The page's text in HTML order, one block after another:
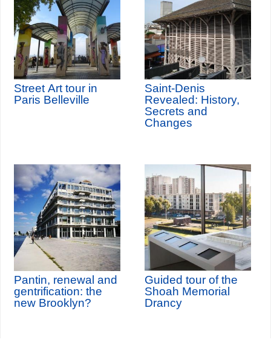
Street Art tour in
Paris Belleville
Saint-Denis
Revealed: History,
Secrets and
Changes
Pantin, renewal and
gentrification: the
new Brooklyn?
Guided tour of the
Shoah Memorial
Drancy